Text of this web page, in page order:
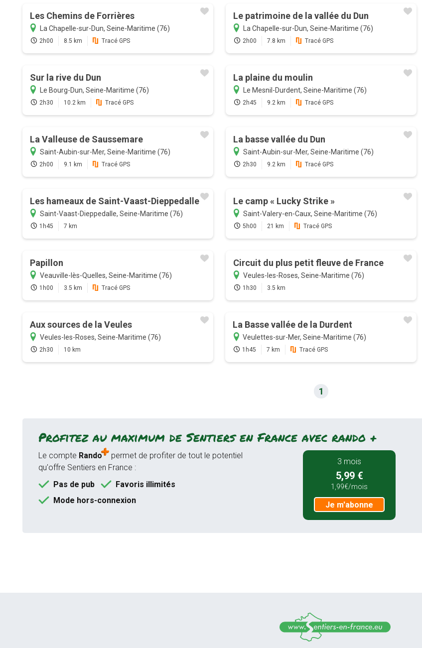
Les Chemins de Forrières
La Chapelle-sur-Dun, Seine-Maritime (76)
2h00 8.5 km Tracé GPS
Le patrimoine de la vallée du Dun
La Chapelle-sur-Dun, Seine-Maritime (76)
2h00 7.8 km Tracé GPS
Sur la rive du Dun
Le Bourg-Dun, Seine-Maritime (76)
2h30 10.2 km Tracé GPS
La plaine du moulin
Le Mesnil-Durdent, Seine-Maritime (76)
2h45 9.2 km Tracé GPS
La Valleuse de Saussemare
Saint-Aubin-sur-Mer, Seine-Maritime (76)
2h00 9.1 km Tracé GPS
La basse vallée du Dun
Saint-Aubin-sur-Mer, Seine-Maritime (76)
2h30 9.2 km Tracé GPS
Les hameaux de Saint-Vaast-Dieppedalle
Saint-Vaast-Dieppedalle, Seine-Maritime (76)
1h45 7 km
Le camp « Lucky Strike »
Saint-Valery-en-Caux, Seine-Maritime (76)
5h00 21 km Tracé GPS
Papillon
Veauville-lès-Quelles, Seine-Maritime (76)
1h00 3.5 km Tracé GPS
Circuit du plus petit fleuve de France
Veules-les-Roses, Seine-Maritime (76)
1h30 3.5 km
Aux sources de la Veules
Veules-les-Roses, Seine-Maritime (76)
2h30 10 km
La Basse vallée de la Durdent
Veulettes-sur-Mer, Seine-Maritime (76)
1h45 7 km Tracé GPS
1
Profitez au maximum de Sentiers en France avec rando +
Le compte Rando
permet de profiter de tout le potentiel
qu'offre Sentiers en France :
Pas de pub
Favoris illimités
Mode hors-connexion
3 mois
5,99 €
1,99€/mois
Je m'abonne